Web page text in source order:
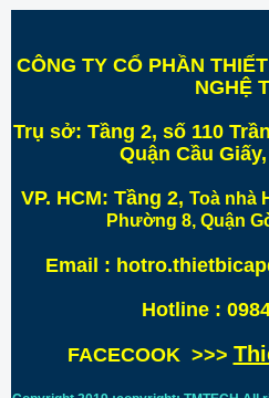
CÔNG TY CỔ PHẦN
NGHỆ
Trụ sở: Tầng 2, số 110
Quận Cầu
VP. HCM: Tầng 2, Toà nhà
Phường 8, Quận
Email :
Hotline :
FACECOOK >>>